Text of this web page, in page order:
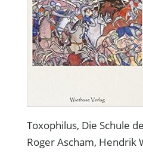
Toxophilus, Die Schule
Roger Ascham, Hendrik